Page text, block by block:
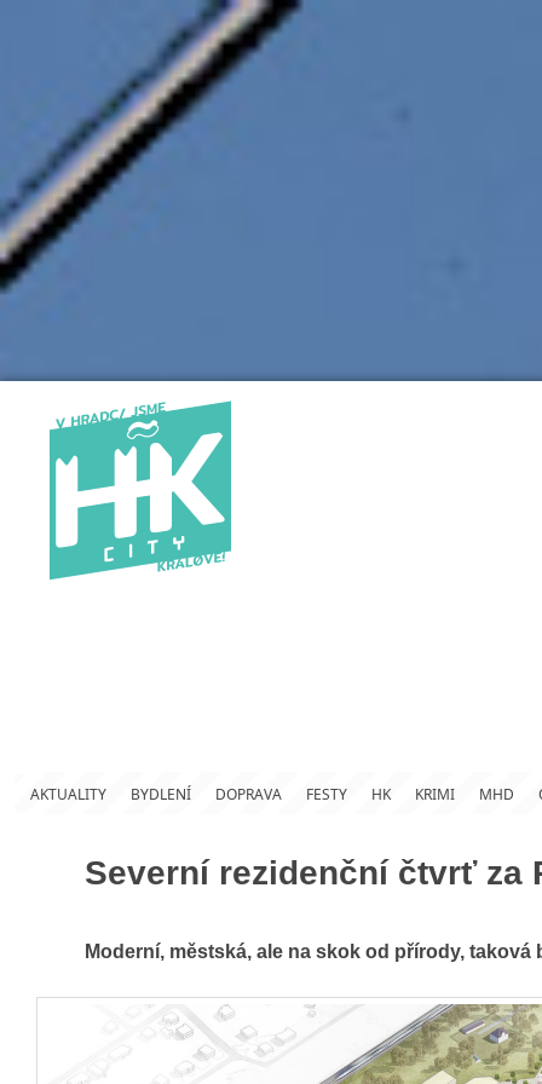
AKTUALITY BYDLENÍ DOPRAVA FESTY HK KRIMI MHD
Severní rezidenční čtvrť za
Moderní, městská, ale na skok od přírody,